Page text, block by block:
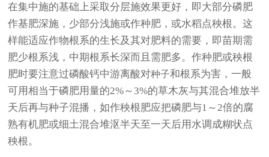
在集中施的基础上采取分层施效果更好，即大部分磷肥
作基肥深施，少部分浅施或作种肥，或水稻点秧根。这
样能适应作物根系的生长及其对肥料的需要，即苗期需
肥少根系浅，中期根系长深而且需肥多。作种肥或秧根
肥时要注意过磷酸钙中游离酸对种子和根系为害，一般
可用相当于磷肥用量的2%～3%的草木灰与其混合堆放半
天后再与种子混播，如作秧根肥应把磷肥与1～2倍的腐
熟有机肥或细土混合堆沤半天至一天后用水调成糊状点
秧根。